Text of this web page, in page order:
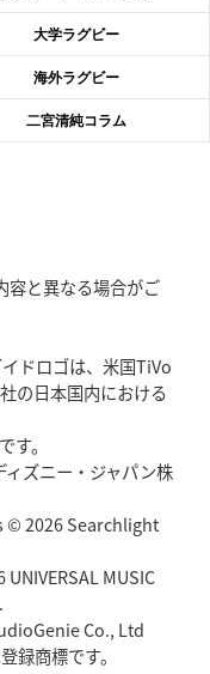
ーHCの功績と財産
」骨太の教育方針
玉WKの基礎築く
からノーマルへ」が最終
大学ラグビー
海外ラグビー
二宮清純コラム
容と異なる場合がご
ドロゴは、米国TiVo
の日本国内における
す。
ィズニー・ジャパン株
© 2026 Searchlight
MUSIC
Co., Ltd
録商標です。